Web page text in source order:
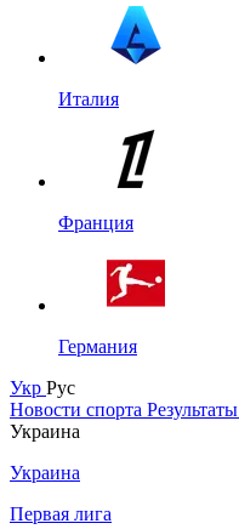
Италия
Франция
Германия
Укр Рус
Новости спорта Результаты
Украина
Украина
Первая лига